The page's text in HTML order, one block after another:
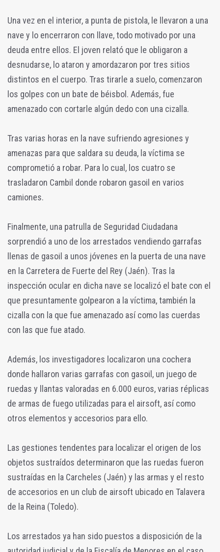
Una vez en el interior, a punta de pistola, le llevaron a una
nave y lo encerraron con llave, todo motivado por una
deuda entre ellos. El joven relató que le obligaron a
desnudarse, lo ataron y amordazaron por tres sitios
distintos en el cuerpo. Tras tirarle a suelo, comenzaron
los golpes con un bate de béisbol. Además, fue
amenazado con cortarle algún dedo con una cizalla.
Tras varias horas en la nave sufriendo agresiones y
amenazas para que saldara su deuda, la víctima se
comprometió a robar. Para lo cual, los cuatro se
trasladaron Cambil donde robaron gasoil en varios
camiones.
Finalmente, una patrulla de Seguridad Ciudadana
sorprendió a uno de los arrestados vendiendo garrafas
llenas de gasoil a unos jóvenes en la puerta de una nave
en la Carretera de Fuerte del Rey (Jaén). Tras la
inspección ocular en dicha nave se localizó el bate con el
que presuntamente golpearon a la víctima, también la
cizalla con la que fue amenazado así como las cuerdas
con las que fue atado.
Además, los investigadores localizaron una cochera
donde hallaron varias garrafas con gasoil, un juego de
ruedas y llantas valoradas en 6.000 euros, varias réplicas
de armas de fuego utilizadas para el airsoft, así como
otros elementos y accesorios para ello.
Las gestiones tendentes para localizar el origen de los
objetos sustraídos determinaron que las ruedas fueron
sustraídas en la Carcheles (Jaén) y las armas y el resto
de accesorios en un club de airsoft ubicado en Talavera
de la Reina (Toledo).
Los arrestados ya han sido puestos a disposición de la